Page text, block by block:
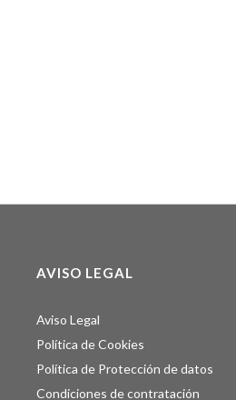
AVISO LEGAL
Aviso Legal
Política de Cookies
Política de Protección de datos
Condiciones de contratación